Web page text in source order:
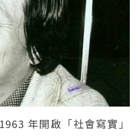
年開啟「社會寫實」